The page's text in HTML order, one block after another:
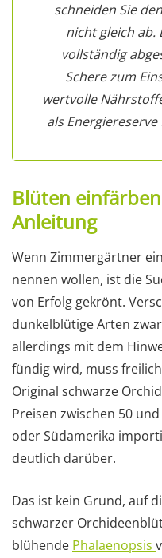
schneiden Sie
nicht gleich ab.
vollständig
Schere zum
wertvolle
als
Blüten
Anleitung
Wenn Zimmergärtner
nennen wollen, ist die
von Erfolg gekrönt.
dunkelblütige Arten
allerdings mit dem
fündig wird, muss
Original schwarze
Preisen zwischen 50
oder Südamerika
deutlich darüber.
Das ist kein Grund, auf
schwarzer
blühende Phalaenopsis